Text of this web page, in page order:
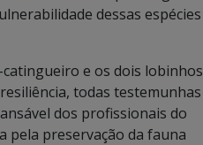
dessas espécies
e os dois lobinhos
todas testemunhas
dos profissionais do
pela preservação da fauna